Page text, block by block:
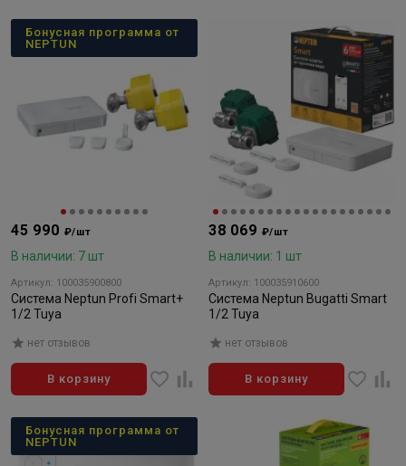
45 990 ₽/шт
В наличии: 7 шт
Артикул: 100035900800
Система Neptun Profi Smart+
1/2 Tuya
нет отзывов
В корзину
Бонусная программа от
NEPTUN
38 069 ₽/шт
В наличии: 1 шт
Артикул: 100035910600
Система Neptun Bugatti Smart
1/2 Tuya
нет отзывов
В корзину
Бонусная программа от
NEPTUN